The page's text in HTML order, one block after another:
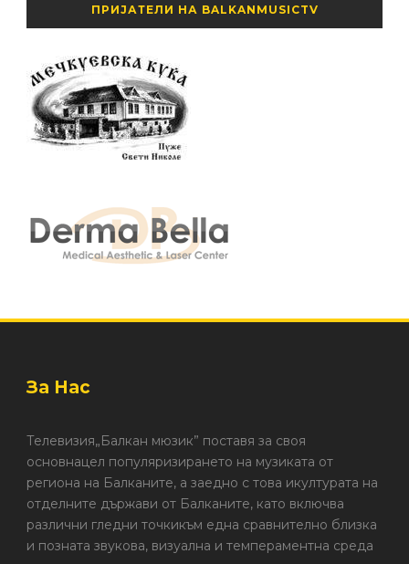
ПРИЈАТЕЛИ НА BALKANMUSICTV
За Нас
Телевизия„Балкан мюзик” поставя за своя
основнацел популяризирането на музиката от
региона на Балканите, а заедно с това икултурата на
отделните държави от Балканите, като включва
различни гледни точкикъм една сравнително близка
и позната звукова, визуална и темпераментна среда